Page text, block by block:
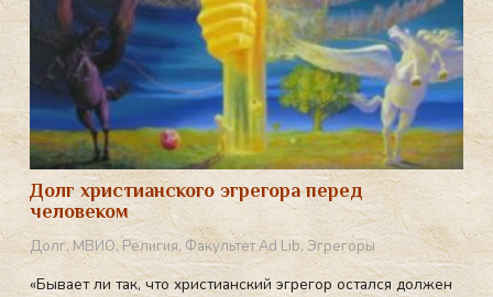
Долг христианского эгрегора перед
человеком
Долг,МВИО,Религия,Факультет Ad Lib,Эгрегоры
«Бывает ли так, что христианский эгрегор остался должен